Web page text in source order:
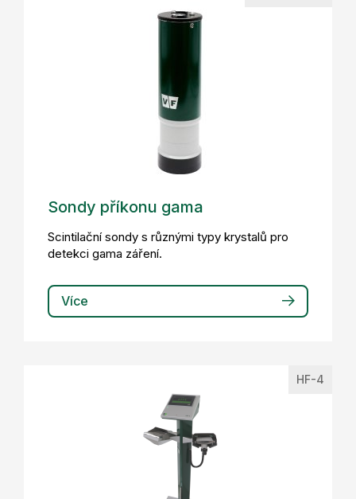
Sondy příkonu gama
Scintilační sondy s různými typy krystalů pro
detekci gama záření.
Více
HF-4